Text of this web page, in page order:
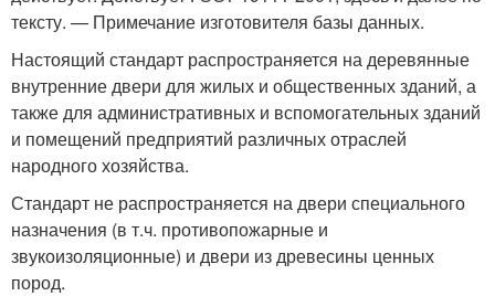
тексту. — Примечание изготовителя базы данных.
Настоящий стандарт распространяется на деревянные
внутренние двери для жилых и общественных зданий, а
также для административных и вспомогательных зданий
и помещений предприятий различных отраслей
народного хозяйства.
Стандарт не распространяется на двери специального
назначения (в т.ч. противопожарные и
звукоизоляционные) и двери из древесины ценных
пород.